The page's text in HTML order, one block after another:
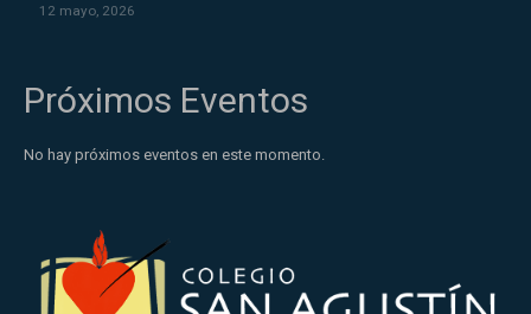
12 mayo, 2026
Próximos Eventos
No hay próximos eventos en este momento.